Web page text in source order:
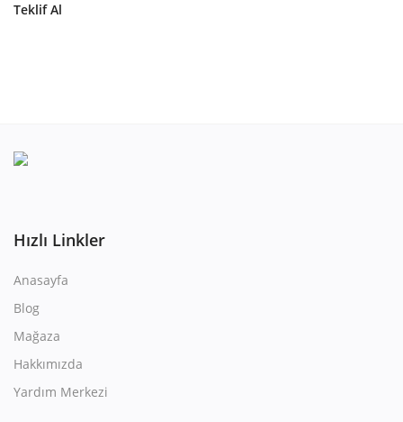
Teklif Al
Hızlı Linkler
Anasayfa
Blog
Mağaza
Hakkımızda
Yardım Merkezi